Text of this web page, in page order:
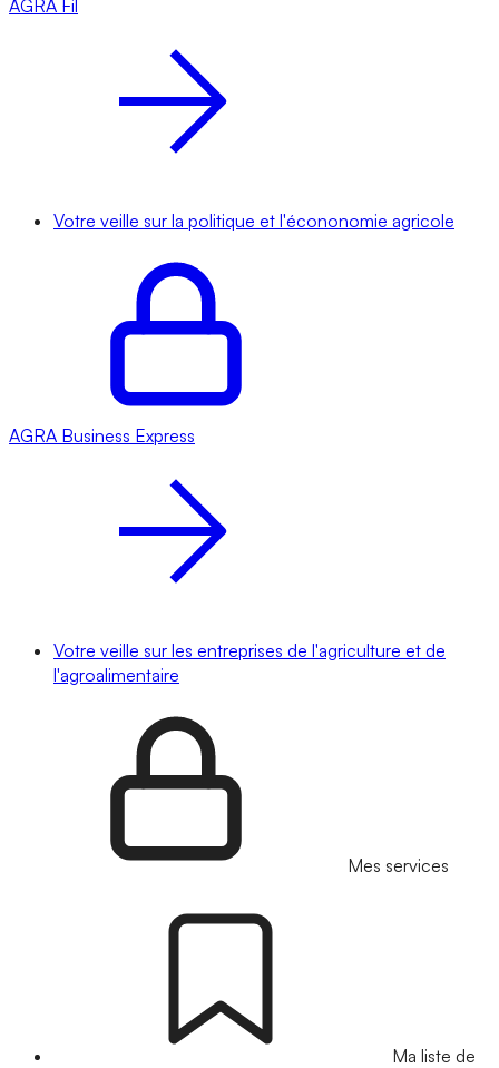
AGRA Fil
Votre veille sur la politique et l'écononomie agricole
AGRA Business Express
Votre veille sur les entreprises de l'agriculture et de
l'agroalimentaire
Mes services
Ma liste de